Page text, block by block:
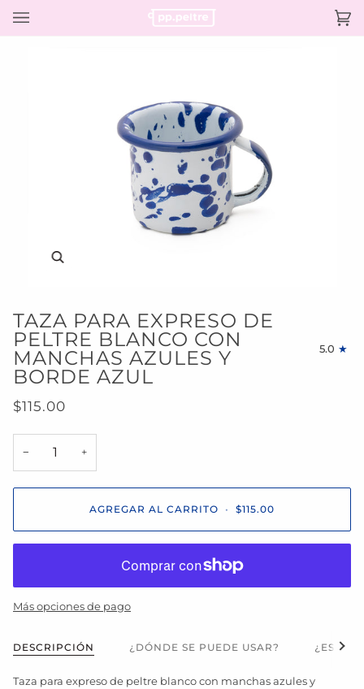
directamente
TAZA PARA EXPRESO DE
PELTRE BLANCO CON
MANCHAS AZULES Y
BORDE AZUL
5.0
$115.00
− +
AGREGAR AL CARRITO • $115.00
Más opciones de pago
DESCRIPCIÓN ¿DÓNDE SE PUEDE USAR? ¿ESVer
Taza para expresode peltre blanco con manchas azules y